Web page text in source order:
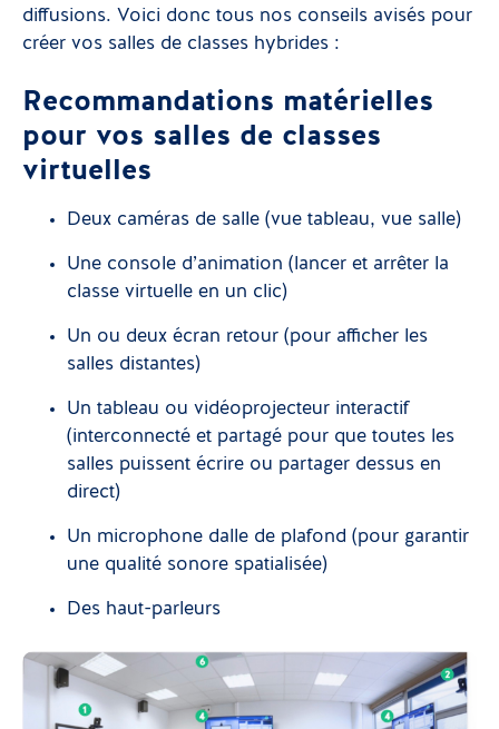
diffusions. Voici donc tous nos conseils avisés pour
créer vos salles de classes hybrides :
Recommandations matérielles
pour vos salles de classes
virtuelles
Deux caméras de salle (vue tableau, vue salle)
Une console d’animation (lancer et arrêter la
classe virtuelle en un clic)
Un ou deux écran retour (pour afficher les
salles distantes)
Un tableau ou vidéoprojecteur interactif
(interconnecté et partagé pour que toutes les
salles puissent écrire ou partager dessus en
direct)
Un microphone dalle de plafond (pour garantir
une qualité sonore spatialisée)
Des haut-parleurs